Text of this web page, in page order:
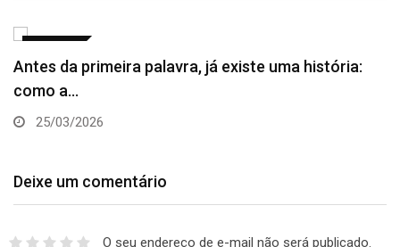
Antes da primeira palavra, já existe uma história:
como a…
25/03/2026
Deixe um comentário
O seu endereço de e-mail não será publicado.